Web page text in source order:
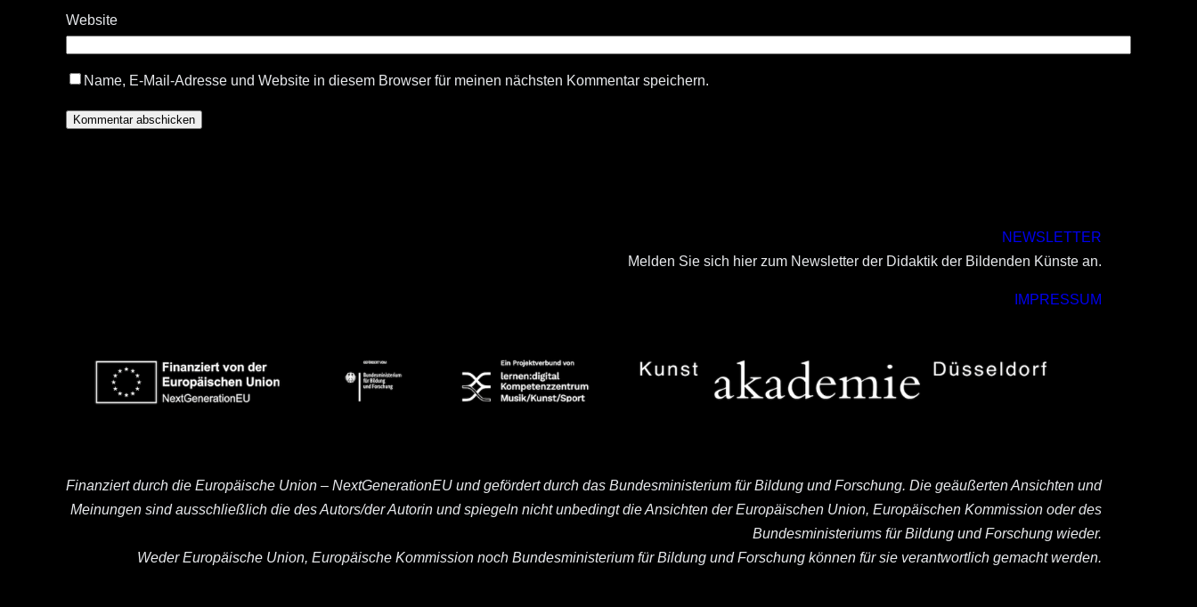
Website
Name, E-Mail-Adresse und Website in diesem Browser für meinen nächsten Kommentar speichern.
NEWSLETTER
Melden Sie sich hier zum Newsletter der Didaktik der Bildenden Künste an.
IMPRESSUM
Finanziert durch die Europäische Union – NextGenerationEU und gefördert durch das Bundesministerium für Bildung und Forschung. Die geäußerten Ansichten und
Meinungen sind ausschließlich die des Autors/der Autorin und spiegeln nicht unbedingt die Ansichten der Europäischen Union, Europäischen Kommission oder des
Bundesministeriums für Bildung und Forschung wieder.
Weder Europäische Union, Europäische Kommission noch Bundesministerium für Bildung und Forschung können für sie verantwortlich gemacht werden.